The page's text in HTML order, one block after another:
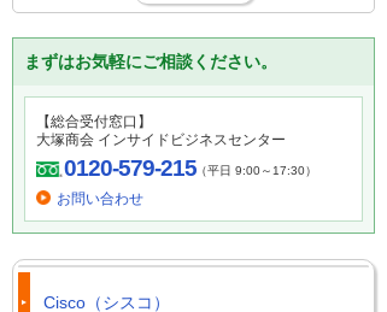
まずはお気軽にご相談ください。
【総合受付窓口】
大塚商会 インサイドビジネスセンター
0120-579-215（平日 9:00～17:30）
お問い合わせ
Cisco（シスコ）